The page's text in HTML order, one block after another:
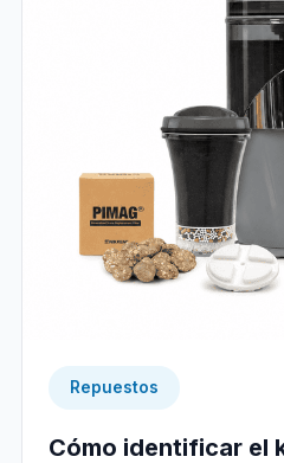
Repuestos
Cómo identificar el